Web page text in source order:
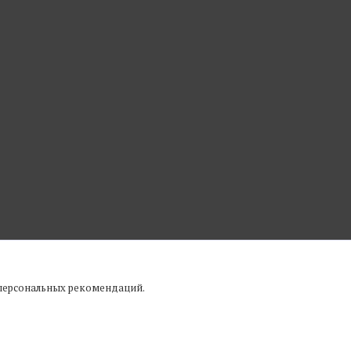
рекомендаций.